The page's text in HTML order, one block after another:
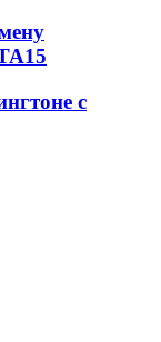
15
с